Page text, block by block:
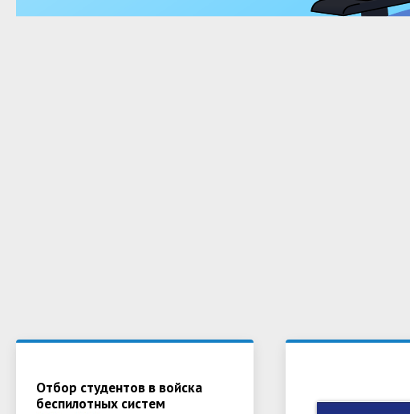
Отбор студентов в войска
беспилотных систем